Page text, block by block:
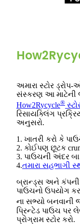
અમારા સ્ટોર
સંસ્કરણ આ માટેની
How2Rycycle®
રિસાયક્લિંગ
અનુસરો.
1. ખાતરી કરો કે
2. કોઈપણ છૂટક
3. પાઉચની અંદર
4.તમારા સહભાગી
બ્રાન્ડ્સ અને
પાઉચનો ઉપયોગ
ના સભ્યો બનવાની
પ્રિન્ટેડ પાઉચ પર
પ્રોગ્રામ સ્ટોર કરો.